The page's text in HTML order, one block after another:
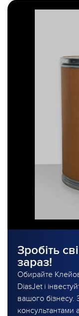
Зробіть
зараз!
Обирайте
DiasJet і
вашого бізнесу.